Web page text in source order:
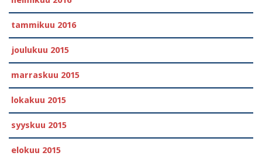
tammikuu 2016
joulukuu 2015
marraskuu 2015
lokakuu 2015
syyskuu 2015
elokuu 2015